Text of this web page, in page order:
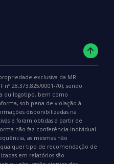
exclusiva da MR
nº 28.373.825/0001-70), sendo
ou logotipo, bem como
sob pena de violação à
disponibilizadas na
e foram obtidas a partir de
não faz conferência individual
as mesmas não
tipo de recomendação de
em relatórios são